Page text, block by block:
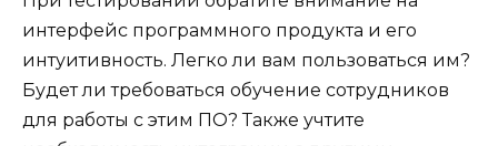
интерфейс программного продукта и его
интуитивность. Легко ли вам пользоваться им?
Будет ли требоваться обучение сотрудников
для работы с этим ПО? Также учтите